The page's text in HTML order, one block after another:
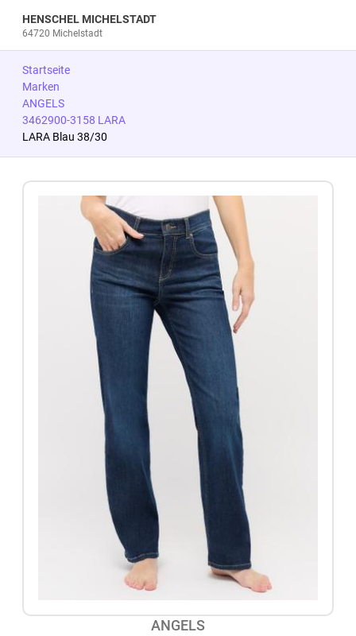
HENSCHEL MICHELSTADT
64720 Michelstadt
Startseite
Marken
ANGELS
3462900-3158 LARA
LARA Blau 38/30
Zum Produkt springen
Zur Produktbeschreibung springen
ANGELS